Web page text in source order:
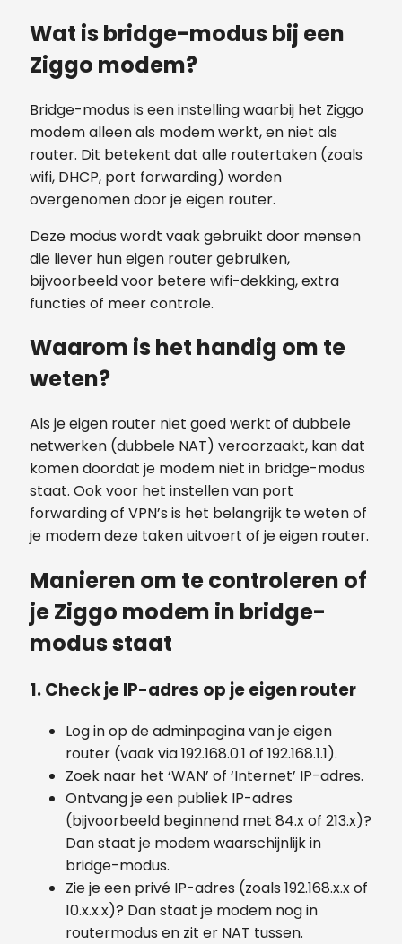
Wat is bridge-modus bij een
Ziggo modem?
Bridge-modus is een instelling waarbij het Ziggo
modem alleen als modem werkt, en niet als
router. Dit betekent dat alle routertaken (zoals
wifi, DHCP, port forwarding) worden
overgenomen door je eigen router.
Deze modus wordt vaak gebruikt door mensen
die liever hun eigen router gebruiken,
bijvoorbeeld voor betere wifi-dekking, extra
functies of meer controle.
Waarom is het handig om te
weten?
Als je eigen router niet goed werkt of dubbele
netwerken (dubbele NAT) veroorzaakt, kan dat
komen doordat je modem niet in bridge-modus
staat. Ook voor het instellen van port
forwarding of VPN’s is het belangrijk te weten of
je modem deze taken uitvoert of je eigen router.
Manieren om te controleren of
je Ziggo modem in bridge-
modus staat
1. Check je IP-adres op je eigen router
Log in op de adminpagina van je eigen
router (vaak via 192.168.0.1 of 192.168.1.1).
Zoek naar het ‘WAN’ of ‘Internet’ IP-adres.
Ontvang je een publiek IP-adres
(bijvoorbeeld beginnend met 84.x of 213.x)?
Dan staat je modem waarschijnlijk in
bridge-modus.
Zie je een privé IP-adres (zoals 192.168.x.x of
10.x.x.x)? Dan staat je modem nog in
routermodus en zit er NAT tussen.